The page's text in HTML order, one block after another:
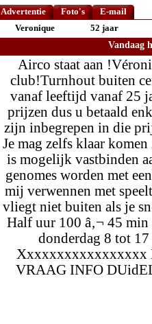
Advertentie Foto's
E-mail
Veronique
52 jaar
Vandaag
Airco staat aan
club!Turnhout buiten
vanaf leeftijd vanaf 25
prijzen dus u betaald
zijn inbegrepen in die
Je mag zelfs klaar
is mogelijk vastbinden
genomes worden met
mij verwennen met
vliegt niet buiten als je
Half uur 100 â‚¬ 45 min
donderdag 8 tot
Xxxxxxxxxxxxxxxxx
VRAAG INFO